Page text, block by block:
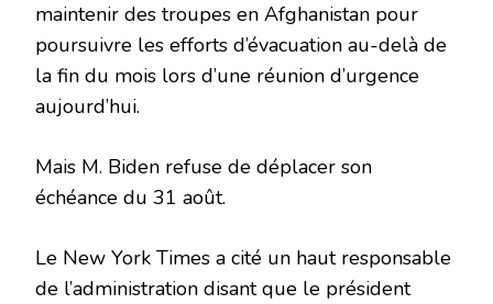
maintenir des troupes en Afghanistan pour
poursuivre les efforts d’évacuation au-delà de
la fin du mois lors d’une réunion d’urgence
aujourd’hui.
Mais M. Biden refuse de déplacer son
échéance du 31 août.
Le New York Times a cité un haut responsable
de l’administration disant que le président